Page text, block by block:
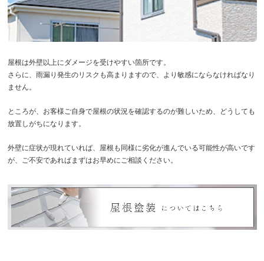
屋根は外壁以上にダメージを受けやすい箇所です。
さらに、雨漏り発生のリスクも高まりますので、より敏感にならなければなり
ません。
ところが、お客様ご自身で屋根の状況を確認するのが難しいため、どうしても
放置しがちになります。
外壁に症状が現れていれば、屋根も同様に劣化が進んでいる可能性が高いです
が、ご不安であればまずはお早めにご相談ください。